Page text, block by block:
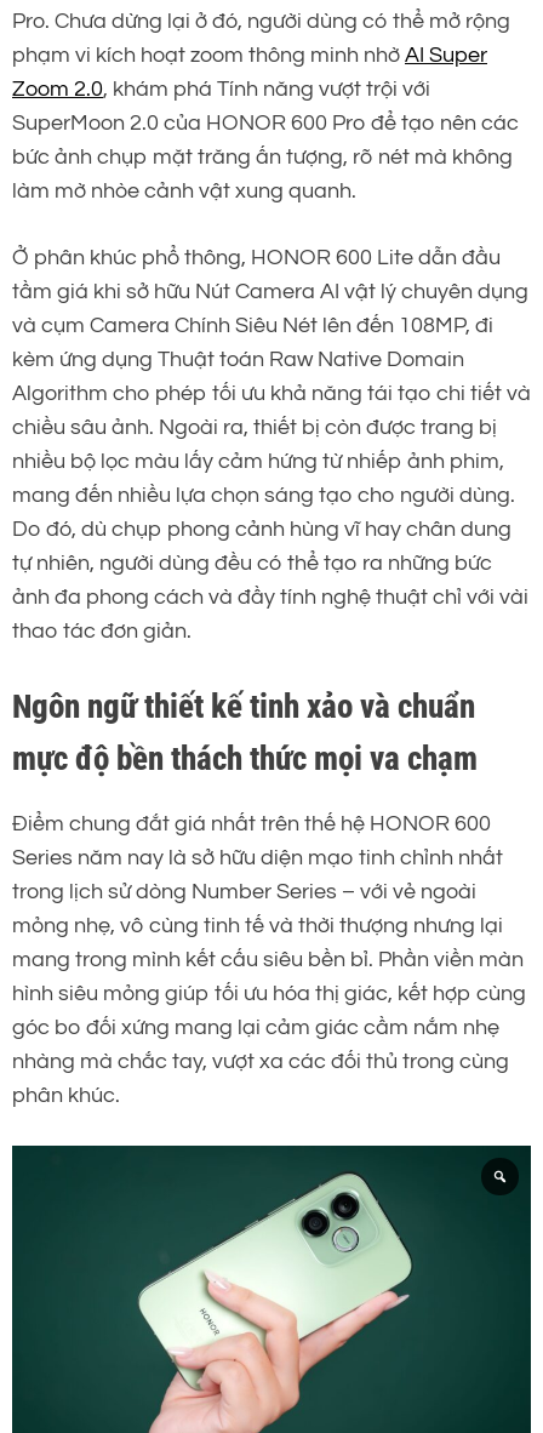
Pro. Chưa dừng lại ở đó, người dùng có thể mở rộng
phạm vi kích hoạt zoom thông minh nhờ AI Super
Zoom 2.0, khám phá Tính năng vượt trội với
SuperMoon 2.0 của HONOR 600 Pro để tạo nên các
bức ảnh chụp mặt trăng ấn tượng, rõ nét mà không
làm mờ nhòe cảnh vật xung quanh.
Ở phân khúc phổ thông, HONOR 600 Lite dẫn đầu
tầm giá khi sở hữu Nút Camera AI vật lý chuyên dụng
và cụm Camera Chính Siêu Nét lên đến 108MP, đi
kèm ứng dụng Thuật toán Raw Native Domain
Algorithm cho phép tối ưu khả năng tái tạo chi tiết và
chiều sâu ảnh. Ngoài ra, thiết bị còn được trang bị
nhiều bộ lọc màu lấy cảm hứng từ nhiếp ảnh phim,
mang đến nhiều lựa chọn sáng tạo cho người dùng.
Do đó, dù chụp phong cảnh hùng vĩ hay chân dung
tự nhiên, người dùng đều có thể tạo ra những bức
ảnh đa phong cách và đầy tính nghệ thuật chỉ với vài
thao tác đơn giản.
Ngôn ngữ thiết kế tinh xảo và chuẩn
mực độ bền thách thức mọi va chạm
Điểm chung đắt giá nhất trên thế hệ HONOR 600
Series năm nay là sở hữu diện mạo tinh chỉnh nhất
trong lịch sử dòng Number Series – với vẻ ngoài
mỏng nhẹ, vô cùng tinh tế và thời thượng nhưng lại
mang trong mình kết cấu siêu bền bỉ. Phần viền màn
hình siêu mỏng giúp tối ưu hóa thị giác, kết hợp cùng
góc bo đối xứng mang lại cảm giác cầm nắm nhẹ
nhàng mà chắc tay, vượt xa các đối thủ trong cùng
phân khúc.